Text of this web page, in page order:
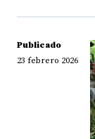
Publicado
23 febrero 2026